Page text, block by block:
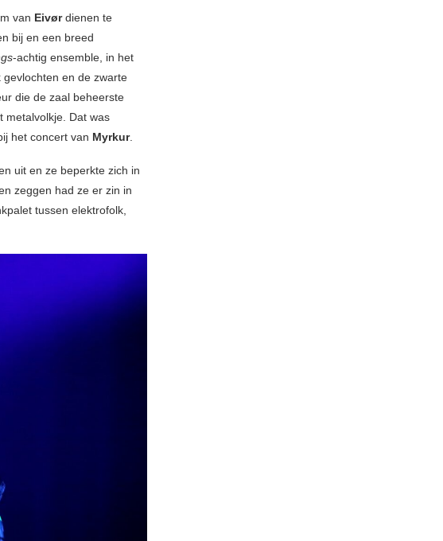
van Eivørdienen te
bij en een breed
-achtig ensemble, in het
en de zwarte
die de zaal beheerste
metalvolkje. Dat was
het concert van Myrkur.
uit en ze beperkte zich in
zeggen had ze er zin in
tussen elektrofolk,